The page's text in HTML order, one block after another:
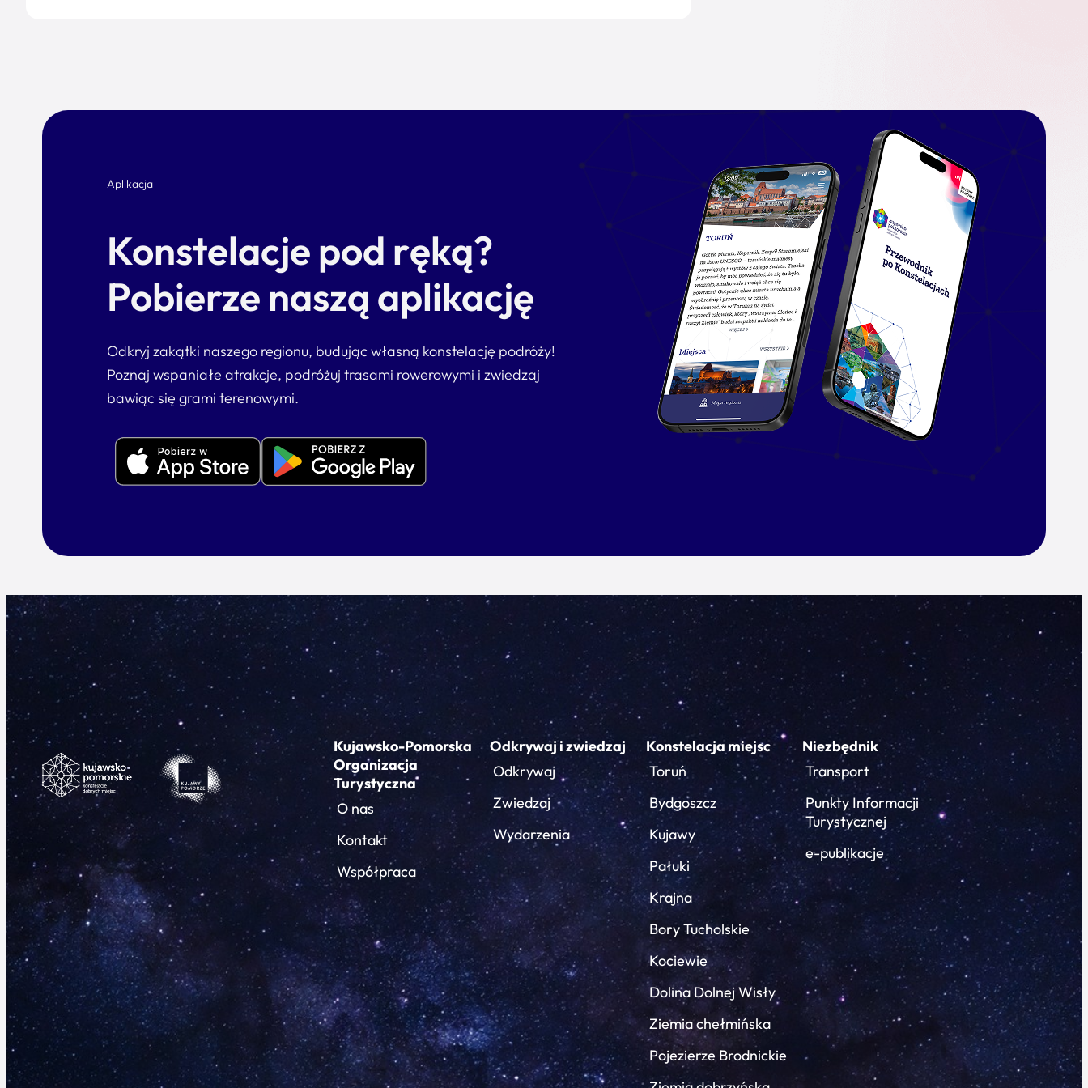
Aplikacja
Konstelacje pod ręką?
Pobierze naszą aplikację
Odkryj zakątki naszego regionu, budując własną konstelację podróży!
Poznaj wspaniałe atrakcje, podróżuj trasami rowerowymi i zwiedzaj
bawiąc się grami terenowymi.
Kujawsko-Pomorska
Organizacja
Turystyczna
O nas
Kontakt
Współpraca
Odkrywaj i zwiedzaj
Odkrywaj
Zwiedzaj
Wydarzenia
Konstelacja miejsc
Toruń
Bydgoszcz
Kujawy
Pałuki
Krajna
Bory Tucholskie
Kociewie
Dolina Dolnej Wisły
Ziemia chełmińska
Pojezierze Brodnickie
Niezbędnik
Transport
Punkty Informacji
Turystycznej
e-publikacje